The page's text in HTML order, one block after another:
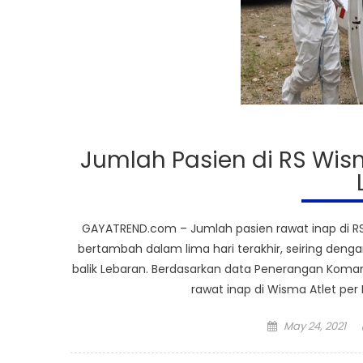
Jumlah Pasien di RS
GAYATREND.com – Jumlah pasien rawat inap di
bertambah dalam lima hari terakhir, seiring
balik Lebaran. Berdasarkan data Penerangan
rawat inap di Wisma Atlet per
Posted
May 24, 2021